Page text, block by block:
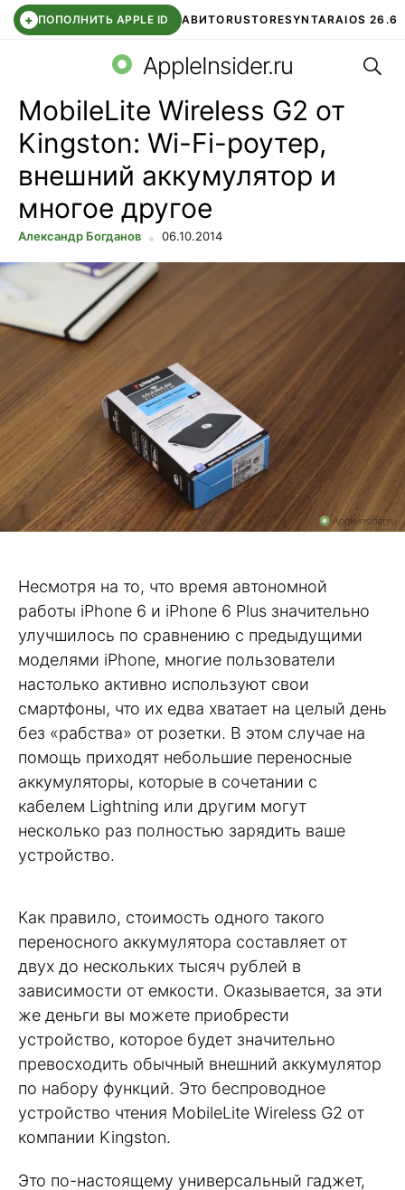
+ ПОПОЛНИТЬ APPLE ID АВИТОRUSTORESYNTARAIOS 26.6
СБЕР КИДС ЧАТ ROBLOXВТБ ОНЛАЙН
AppleInsider.ru
MobileLite Wireless G2 от
Kingston: Wi-Fi-роутер,
внешний аккумулятор и
многое другое
Александр Богданов 06.10.2014
Несмотря на то, что время автономной
работы iPhone 6 и iPhone 6 Plus значительно
улучшилось по сравнению с предыдущими
моделями iPhone, многие пользователи
настолько активно используют свои
смартфоны, что их едва хватает на целый день
без «рабства» от розетки. В этом случае на
помощь приходят небольшие переносные
аккумуляторы, которые в сочетании с
кабелем Lightning или другим могут
несколько раз полностью зарядить ваше
устройство.
Как правило, стоимость одного такого
переносного аккумулятора составляет от
двух до нескольких тысяч рублей в
зависимости от емкости. Оказывается, за эти
же деньги вы можете приобрести
устройство, которое будет значительно
превосходить обычный внешний аккумулятор
по набору функций. Это беспроводное
устройство чтения MobileLite Wireless G2 от
компании Kingston.
Это по-настоящему универсальный гаджет,